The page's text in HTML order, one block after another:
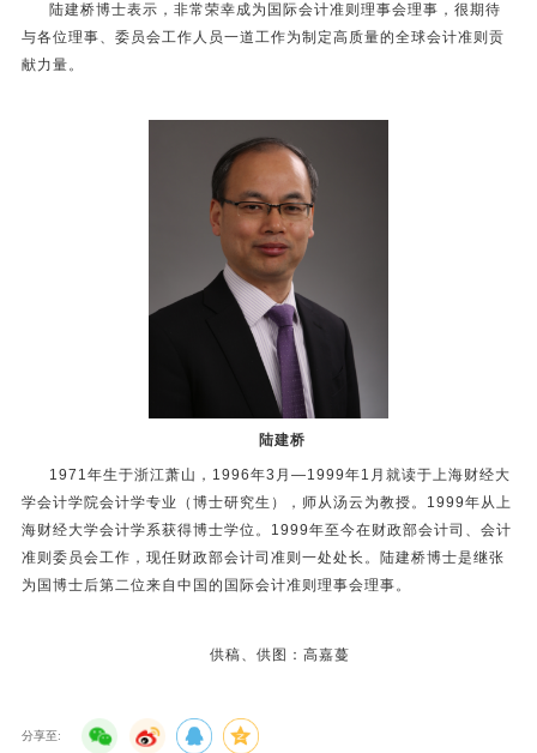
陆建桥博士表示，非常荣幸成为国际会计准则理事会理事，很期待
与各位理事、委员会工作人员一道工作为制定高质量的全球会计准则贡
献力量。
陆建桥
1971年生于浙江萧山，1996年3月—1999年1月就读于上海财经大
学会计学院会计学专业（博士研究生），师从汤云为教授。1999年从上
海财经大学会计学系获得博士学位。1999年至今在财政部会计司、会计
准则委员会工作，现任财政部会计司准则一处处长。陆建桥博士是继张
为国博士后第二位来自中国的国际会计准则理事会理事 。
供稿、供图：高嘉蔓
分享至: